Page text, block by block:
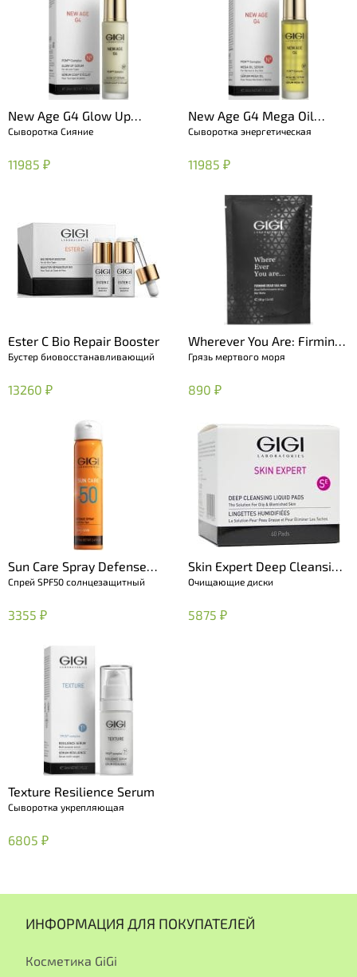
New Age G4 Glow Up
Serum
Сыворотка Сияние
11985 ₽
New Age G4 Mega Oil
Serum
Сыворотка энергетическая
11985 ₽
Ester C Bio Repair Booster
Бустер биовосстанавливающий
13260 ₽
Wherever You Are: Firming
Dead Sea Mud
Грязь мертвого моря
890 ₽
Sun Care Spray Defense
SPF 50
Спрей SPF50 солнцезащитный
3355 ₽
Skin Expert Deep Cleansing
Liquid Pads
Очищающие диски
5875 ₽
Texture Resilience Serum
Сыворотка укрепляющая
6805 ₽
ИНФОРМАЦИЯ ДЛЯ ПОКУПАТЕЛЕЙ
Косметика GiGi